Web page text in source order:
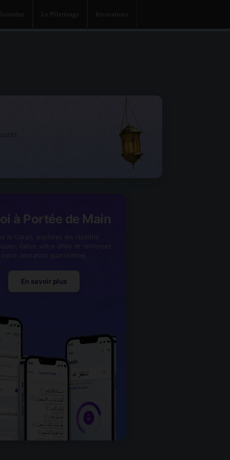
Le Pèlerinage Invocations
à Portée de Main
En savoir plus